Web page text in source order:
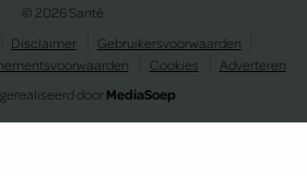
© 2026 Santé
Disclaimer
Gebruikersvoorwaarden
Cookies
Adverteren
doorMediaSoep